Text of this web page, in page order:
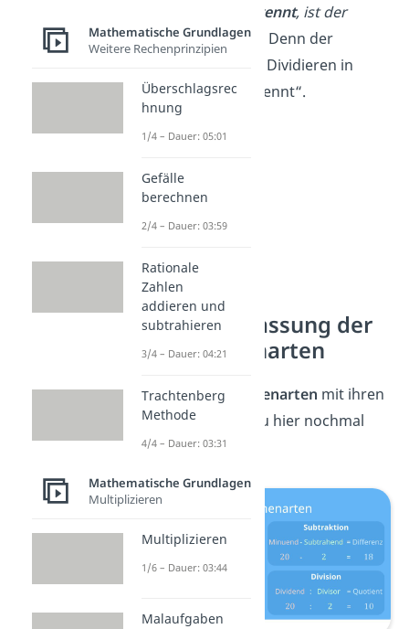
trennt, ist der
Dividend.“merken. Denn der
Dividend wird beim Dividieren in
mehrere Teile „getrennt“.
Zusammenfassung der
Grundrechenarten
Alle vierGrundrechenarten mit ihren
Begriffenfindest du hier nochmal
zusammengefasst:
Mathematische Grundlagen
Weitere Rechenprinzipien
Überschlagsrec
hnung
1/4 – Dauer: 05:01
Gefälle
berechnen
2/4 – Dauer: 03:59
Rationale
Zahlen
addieren und
subtrahieren
3/4 – Dauer: 04:21
Trachtenberg
Methode
4/4 – Dauer: 03:31
Mathematische Grundlagen
Multiplizieren
Multiplizieren
1/6 – Dauer: 03:44
Malaufgaben